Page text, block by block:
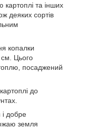
картоплі та інших
деяких сортів
копалки
см. Цього
посаджений
до
і добре
земля